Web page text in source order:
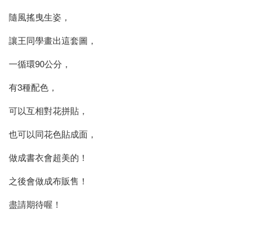
隨風搖曳生姿，
讓王同學畫出這套圖，
一循環90公分，
有3種配色，
可以互相對花拼貼，
也可以同花色貼成面，
做成書衣會超美的！
之後會做成布販售！
盡請期待喔！